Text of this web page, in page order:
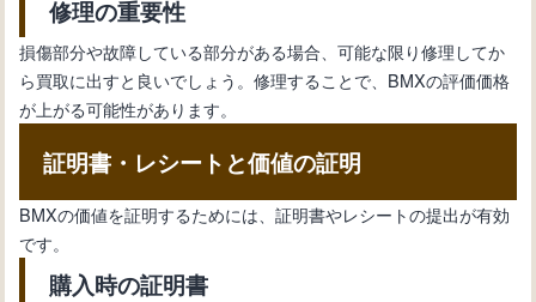
修理の重要性
損傷部分や故障している部分がある場合、可能な限り修理してか
ら買取に出すと良いでしょう。修理することで、BMXの評価価格
が上がる可能性があります。
証明書・レシートと価値の証明
BMXの価値を証明するためには、証明書やレシートの提出が有効
です。
購入時の証明書